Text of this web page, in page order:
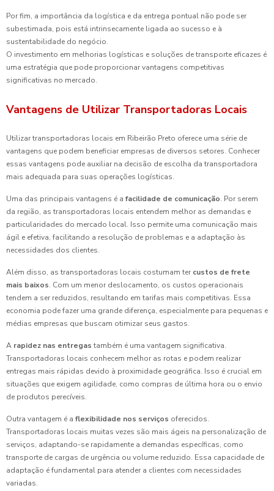
Por fim, a importância da logística e da entrega pontual não pode ser
subestimada, pois está intrinsecamente ligada ao sucesso e à
sustentabilidade do negócio.
O investimento em melhorias logísticas e soluções de transporte eficazes é
uma estratégia que pode proporcionar vantagens competitivas
significativas no mercado.
Vantagens de Utilizar Transportadoras Locais
Utilizar transportadoras locais em Ribeirão Preto oferece uma série de
vantagens que podem beneficiar empresas de diversos setores. Conhecer
essas vantagens pode auxiliar na decisão de escolha da transportadora
mais adequada para suas operações logísticas.
Uma das principais vantagens é a facilidade de comunicação. Por serem
da região, as transportadoras locais entendem melhor as demandas e
particularidades do mercado local. Isso permite uma comunicação mais
ágil e efetiva, facilitando a resolução de problemas e a adaptação às
necessidades dos clientes.
Além disso, as transportadoras locais costumam ter custos de frete
mais baixos. Com um menor deslocamento, os custos operacionais
tendem a ser reduzidos, resultando em tarifas mais competitivas. Essa
economia pode fazer uma grande diferença, especialmente para pequenas e
médias empresas que buscam otimizar seus gastos.
A rapidez nas entregas também é uma vantagem significativa.
Transportadoras locais conhecem melhor as rotas e podem realizar
entregas mais rápidas devido à proximidade geográfica. Isso é crucial em
situações que exigem agilidade, como compras de última hora ou o envio
de produtos perecíveis.
Outra vantagem é a flexibilidade nos serviços oferecidos.
Transportadoras locais muitas vezes são mais ágeis na personalização de
serviços, adaptando-se rapidamente a demandas específicas, como
transporte de cargas de urgência ou volume reduzido. Essa capacidade de
adaptação é fundamental para atender a clientes com necessidades
variadas.